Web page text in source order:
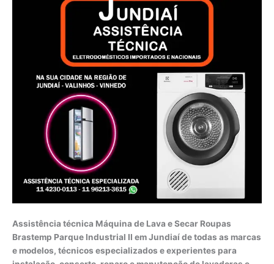
Assistência técnica Máquina de Lava e Secar Roupas
Brastemp Parque Industrial II em Jundiaí de todas as marcas
e modelos, técnicos especializados e experientes para